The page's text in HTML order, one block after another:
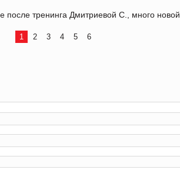
после тренинга Дмитриевой С., много новой
1 2 3 4 5 6